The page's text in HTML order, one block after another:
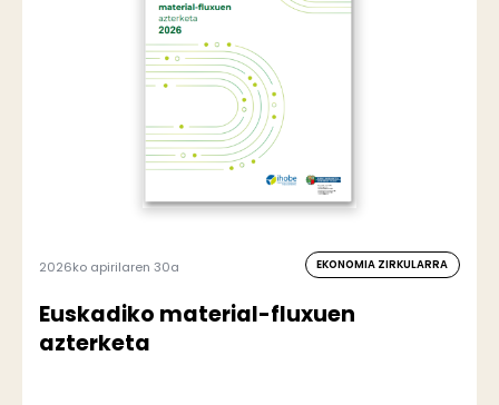
2026ko apirilaren 30a EKONOMIA ZIRKULARRA
Euskadiko material-fluxuen
azterketa